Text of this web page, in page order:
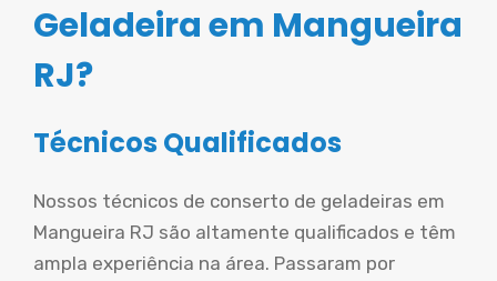
Geladeira em Mangueira
RJ?
Técnicos Qualificados
Nossos técnicos de conserto de geladeiras em
Mangueira RJ são altamente qualificados e têm
ampla experiência na área. Passaram por